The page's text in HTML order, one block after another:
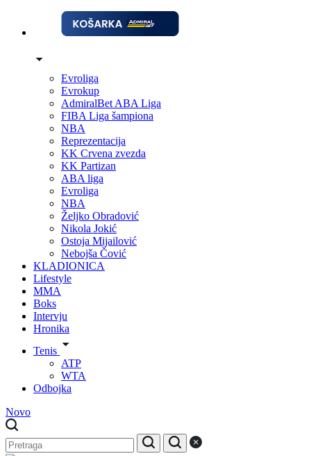
Evroliga
Evrokup
AdmiralBet ABA Liga
FIBA Liga šampiona
NBA
Reprezentacija
KK Crvena zvezda
KK Partizan
ABA liga
Evroliga
NBA
Željko Obradović
Nikola Jokić
Ostoja Mijailović
Nebojša Čović
KLADIONICA
Lifestyle
MMA
Boks
Intervju
Hronika
Tenis
ATP
WTA
Odbojka
Novo